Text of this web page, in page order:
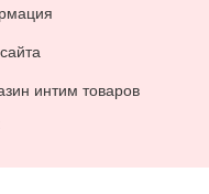
интим товаров